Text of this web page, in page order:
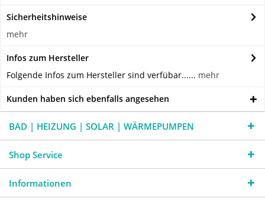
Sicherheitshinweise
mehr
Infos zum Hersteller
Folgende Infos zum Hersteller sind verfübar...... mehr
Kunden haben sich ebenfalls angesehen
BAD | HEIZUNG | SOLAR | WÄRMEPUMPEN
Shop Service
Informationen